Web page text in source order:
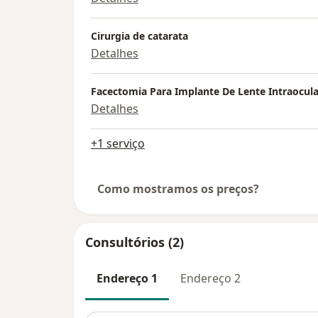
Cirurgia de catarata
Detalhes
Facectomia Para Implante De Lente
Detalhes
+1 serviço
Como mostramos os preços?
Consultórios (2)
Endereço 1 Endereço 2